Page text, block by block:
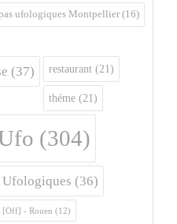
ufologiques Montpellier (16)
(37) restaurant (21)
théme (21)
(304)
Ufologiques (36)
[Off] - Rouen (12)